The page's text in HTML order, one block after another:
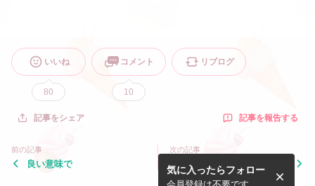
いいね
80
コメント
10
リブログ
記事をシェア 記事を報告する
前の記事
良い意味で
次の記事
Lakeview Terrace
気に入ったらフォロー